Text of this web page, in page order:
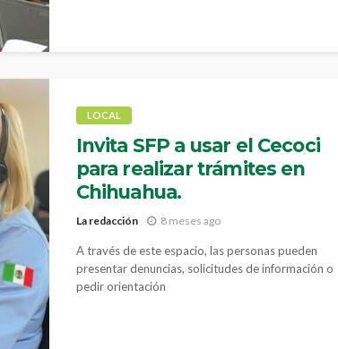
LOCAL
Invita SFP a usar el Cecoci
para realizar trámites en
Chihuahua.
La redacción 8 meses ago
A través de este espacio, las personas pueden
presentar denuncias, solicitudes de información o
pedir orientación